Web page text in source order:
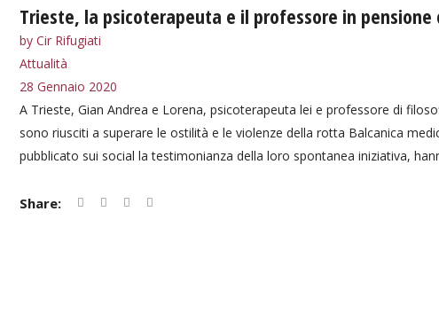
Trieste, la psicoterapeuta e il professore in
by Cir Rifugiati
Attualità
28 Gennaio 2020
A Trieste, Gian Andrea e Lorena, psicoterapeuta lei e professore di
sono riusciti a superare le ostilità e le violenze della rotta Balcanica
pubblicato sui social la testimonianza della loro spontanea iniziativa,
Share: